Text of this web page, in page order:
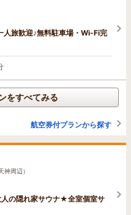
旅歓迎♪無料駐車場・Wi-Fi完
をすべてみる
航空券付プランから探す
周辺）
の隠れ家サウナ★全室個室サ